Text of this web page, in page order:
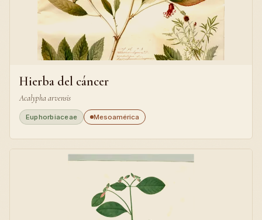
Hierba del cáncer
Acalypha arvensis
Euphorbiaceae Mesoamérica